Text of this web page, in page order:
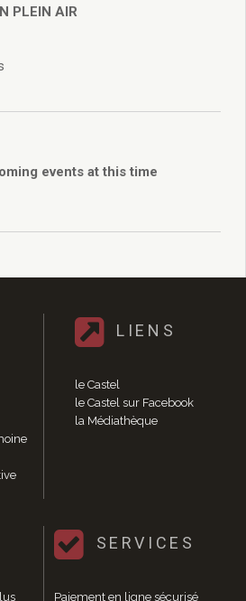
conseil municipal
2024
2022
2021
2016
2015
2013
2012
2011
2010
2009
2008
PLEIN AIR
events at this time
LIENS
le Castel
le Castel sur Facebook
la Médiathèque
SERVICES
Paiement en ligne sécurisé